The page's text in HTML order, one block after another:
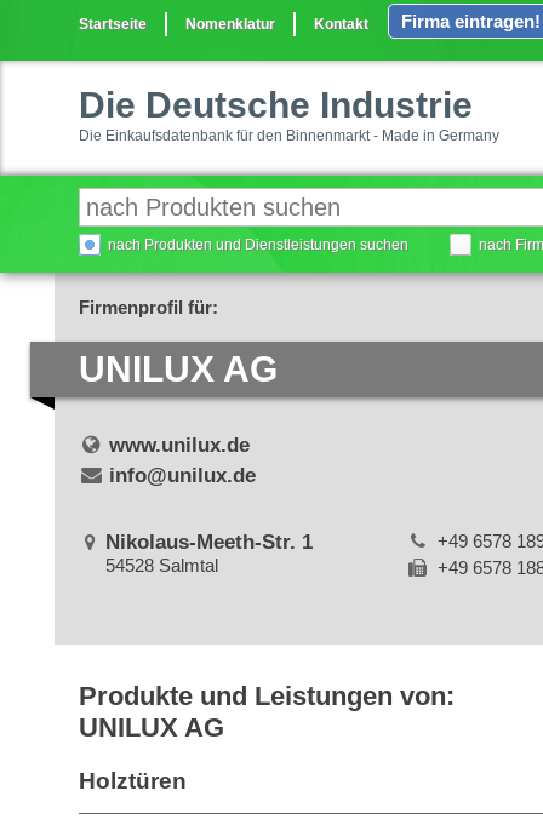
Startseite Nomenklatur Kontakt Firma eintragen!
Die Deutsche Industrie
Die Einkaufsdatenbank für den Binnenmarkt - Made in Germany
nach Produkten und Dienstleistungen suchen nach
Firmenprofil für:
UNILUX AG
www.unilux.de
info@unilux.de
Nikolaus-Meeth-Str. 1
54528 Salmtal
+49 6578
+49 6578
Produkte und Leistungen von:
UNILUX AG
Holztüren